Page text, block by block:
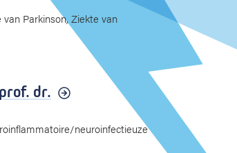
Parkinson, Ziekte van
prof. dr.
neuroinfectieuze